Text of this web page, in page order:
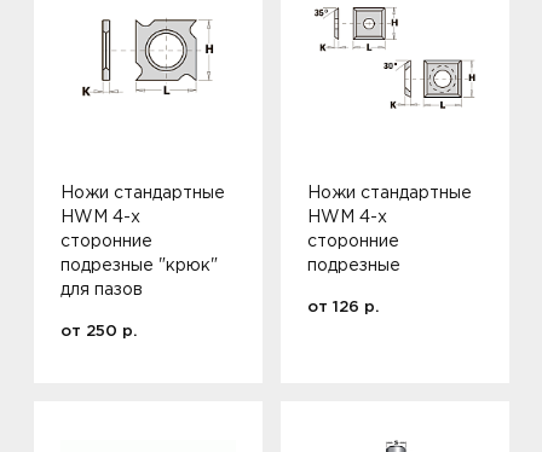
Ножи стандартные
HWM 4-х
сторонние
подрезные "крюк"
для пазов
от 250 р.
Ножи стандартные
HWM 4-х
сторонние
подрезные
от 126 р.